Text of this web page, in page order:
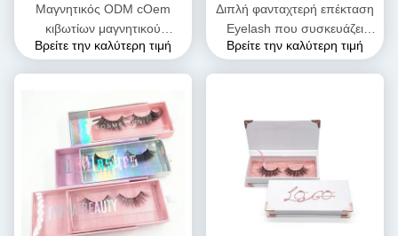
Μαγνητικός ODM cOem
κιβωτίων μαγνητικού
διπλώματος
Βρείτε την καλύτερη τιμή
Διπλή φανταχτερή επέκταση
Eyelash που συσκευάζει
διπλώνοντας το μαγνητικό
Βρείτε την καλύτερη τιμή